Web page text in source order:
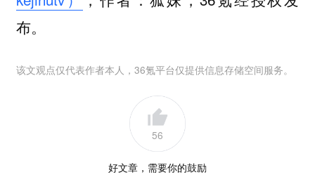
布。
该文观点仅代表作者本人，36氪平台仅提供信息存储空间服务。
56
好文章，需要你的鼓励